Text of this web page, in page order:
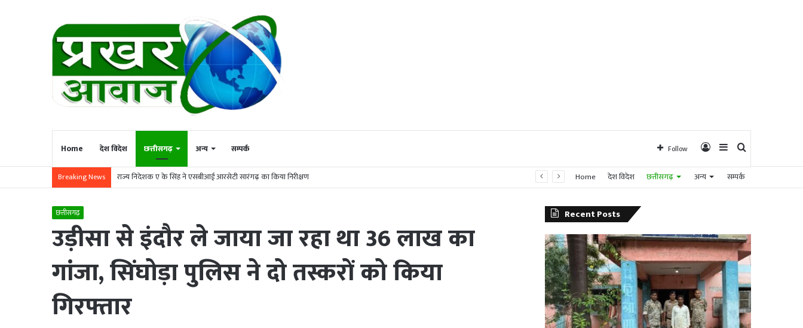
Home देश विदेश छत्तीसगढ़ अन्य सम्पर्क Search
for
Sidebar
Log
In
Follow
Breaking News राज्य निदेशक ए के सिंह ने एसबीआई आरसेटी सारंगढ़ का किया निरीक्षण Home देश विदेश छत्तीसगढ़ अन्य सम्पर्क
छत्तीसगढ़
उड़ीसा से इंदौर ले जाया जा रहा था 36 लाख का
गांजा, सिंघोड़ा पुलिस ने दो तस्करों को किया
गिरफ्तार
Recent Posts